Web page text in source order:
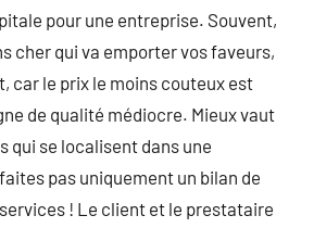
pour une entreprise. Souvent,
cher qui va emporter vos faveurs,
car le prix le moins couteux est
de qualité médiocre. Mieux vaut
qui se localisent dans une
pas uniquement un bilan de
! Le client et le prestataire